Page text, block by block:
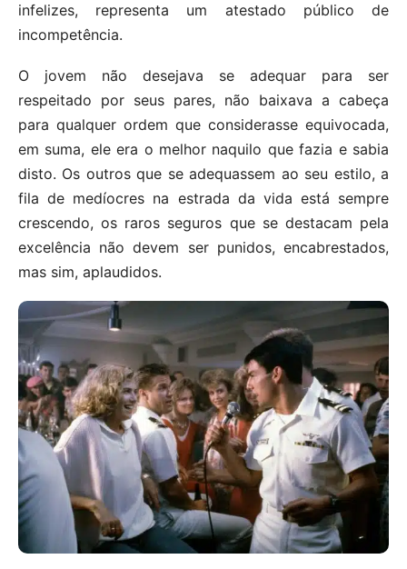
infelizes, representa um atestado público de
incompetência.
O jovem não desejava se adequar para ser
respeitado por seus pares, não baixava a cabeça
para qualquer ordem que considerasse equivocada,
em suma, ele era o melhor naquilo que fazia e sabia
disto. Os outros que se adequassem ao seu estilo, a
fila de medíocres na estrada da vida está sempre
crescendo, os raros seguros que se destacam pela
excelência não devem ser punidos, encabrestados,
mas sim, aplaudidos.